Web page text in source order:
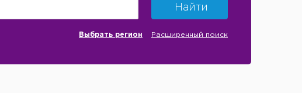
Найти
Выбрать регион Расширенный поиск